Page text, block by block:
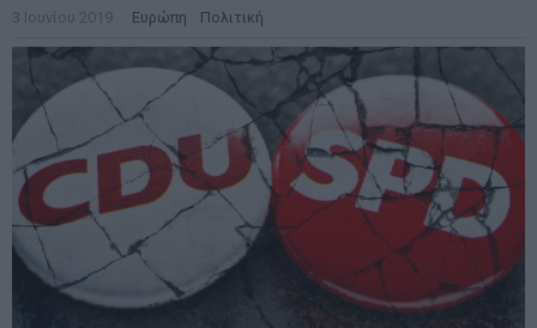
3 Ιουνίου 2019 Ευρώπη Πολιτική